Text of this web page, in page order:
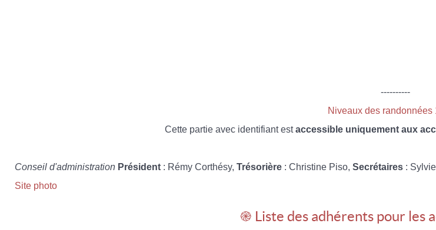
----------
Niveaux des randonnées
Cette partie avec identifiant estaccessible uniquement aux
Conseil d'administration Président : Rémy Corthésy, Trésorière : Christine Piso, Secrétaires :
Site photo
֎ Liste des adhérents pour les